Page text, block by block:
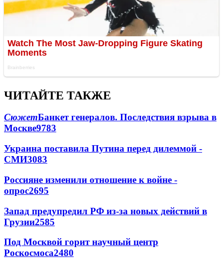
ЧИТАЙТЕ ТАКЖЕ
СюжетБанкет генералов. Последствия взрыва в
Москве9783
Украина поставила Путина перед дилеммой -
СМИ3083
Россияне изменили отношение к войне -
опрос2695
Запад предупредил РФ из-за новых действий в
Грузии2585
Под Москвой горит научный центр
Роскосмоса2480